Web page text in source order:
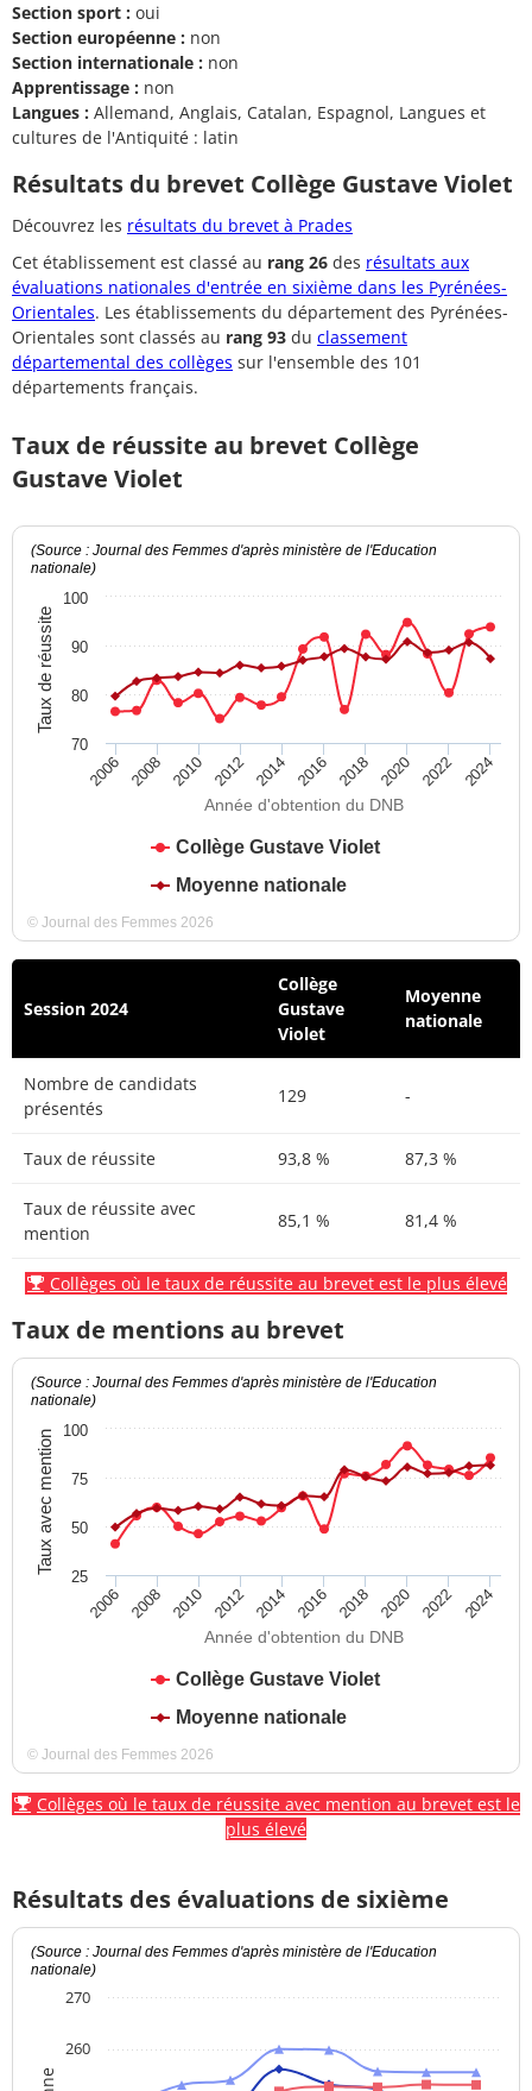
Section sport : oui
Section européenne : non
Section internationale : non
Apprentissage : non
Langues : Allemand, Anglais, Catalan, Espagnol, Langues et
cultures de l'Antiquité : latin
Résultats du brevet Collège Gustave Violet
Découvrez les résultats du brevet à Prades
Cet établissement est classé au rang 26 des résultats aux
évaluations nationales d'entrée en sixième dans les Pyrénées-
Orientales. Les établissements du département des Pyrénées-
Orientales sont classés au rang 93 du classement
départemental des collèges sur l'ensemble des 101
départements français.
Taux de réussite au brevet Collège
Gustave Violet
Année d'obtention du DNB
Taux de réussite
(Source : Journal des Femmes d'après ministère de l'Education
nationale)
Collège Gustave Violet
Moyenne nationale
2006 2008 2010 2012 2014 2016 2018 2020 2022 2024
70
80
90
100
© Journal des Femmes 2026
Session 2024
Collège
Gustave
Violet
Moyenne
nationale
Nombre de candidats
présentés
129 -
Taux de réussite 93,8 % 87,3 %
Taux de réussite avec
mention
85,1 % 81,4 %
Collèges où le taux de réussite au brevet est le plus élevé
Taux de mentions au brevet
Année d'obtention du DNB
Taux avec mention
(Source : Journal des Femmes d'après ministère de l'Education
nationale)
Collège Gustave Violet
Moyenne nationale
2006 2008 2010 2012 2014 2016 2018 2020 2022 2024
25
50
75
100
© Journal des Femmes 2026
Collèges où le taux de réussite avec mention au brevet est le
plus élevé
Résultats des évaluations de sixième
(Source : Journal des Femmes d'après ministère de l'Education
nationale)
260
270